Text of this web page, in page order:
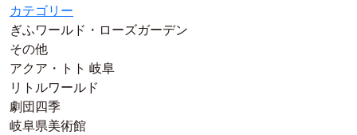
カテゴリー
ぎふワールド・ローズガーデン
その他
アクア・トト 岐阜
リトルワールド
劇団四季
岐阜県美術館